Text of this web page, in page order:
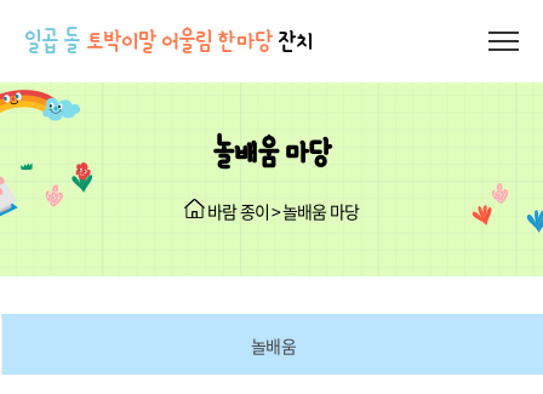
일곱 돌 토박이말 어울림 한마당잔치
놀배움 마당
바람 종이 > 놀배움 마당
놀배움